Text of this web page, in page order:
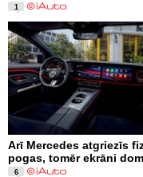
1
Arī Mercedes atgriezīs
pogas, tomēr ekrāni
6